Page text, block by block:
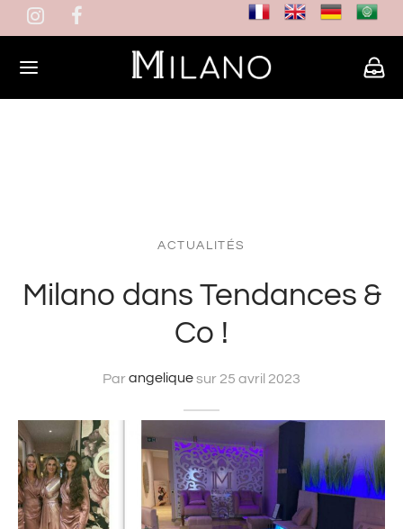
ACTUALITÉS
Milano dans Tendances &
Co !
Parangeliquesur 25 avril 2023